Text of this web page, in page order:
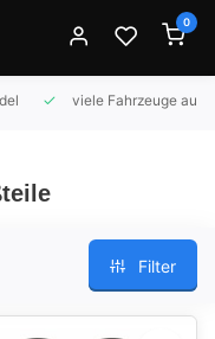
0
viele Fahrzeuge auf
Filter